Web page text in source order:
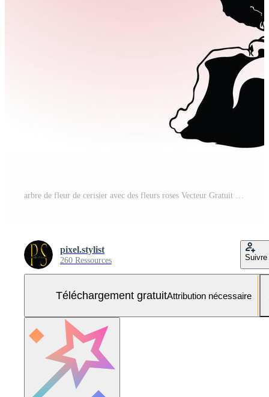
arbre de fleur de cerisier avec des fleurs roses Vecteur Gratuit et SVG Gratuit
pixel.stylist
260 Ressources Suivre
Téléchargement gratuitAttribution nécessaire